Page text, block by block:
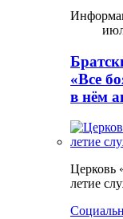
«Все
в нём
Церковь
летие